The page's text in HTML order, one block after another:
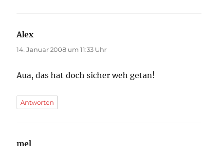
Alex
14. Januar 2008 um 11:33 Uhr
Aua, das hat doch sicher weh getan!
Antworten
mel